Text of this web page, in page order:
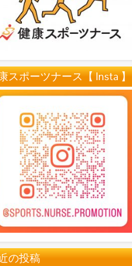
スポーツナース【 Insta 】
の投稿